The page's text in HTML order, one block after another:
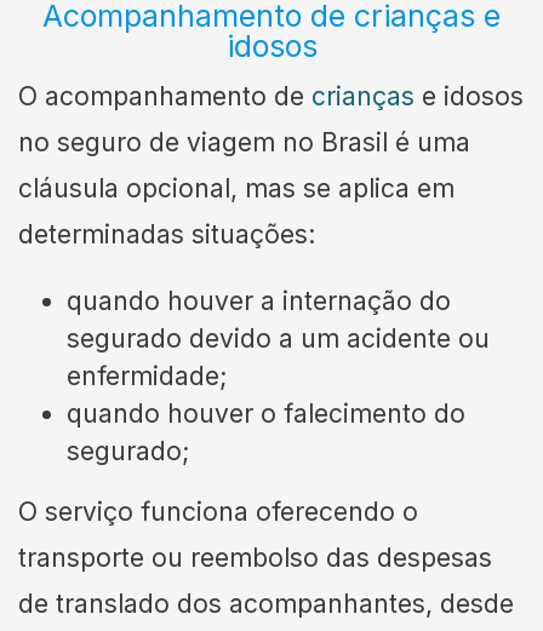
Acompanhamento de crianças e
idosos
O acompanhamento de crianças e idosos
no seguro de viagem no Brasil é uma
cláusula opcional, mas se aplica em
determinadas situações:
quando houver a internação do
segurado devido a um acidente ou
enfermidade;
quando houver o falecimento do
segurado;
O serviço funciona oferecendo o
transporte ou reembolso das despesas
de translado dos acompanhantes, desde